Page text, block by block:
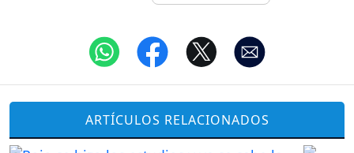
ARTÍCULOS RELACIONADOS